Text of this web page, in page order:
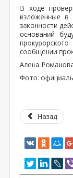
В ходе
изложенные в
законности
оснований
сообщении
Алена
Фото:
Назад